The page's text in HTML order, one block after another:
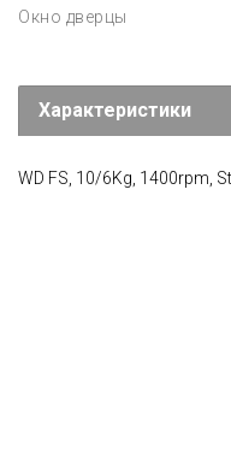
Окно дверцы
Характеристики
WD FS, 10/6Kg, 1400rpm,